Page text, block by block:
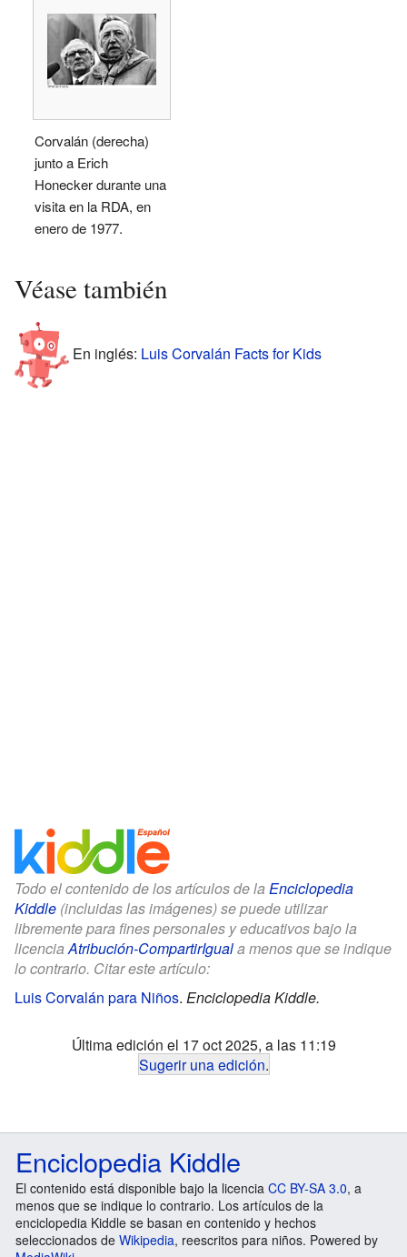
Corvalán (derecha)
junto a Erich
Honecker durante una
visita en la RDA, en
enero de 1977.
Véase también
En inglés: Luis Corvalán Facts for Kids
Todo el contenido de los artículos de la Enciclopedia
Kiddle (incluidas las imágenes) se puede utilizar
libremente para fines personales y educativos bajo la
licenciaAtribución-CompartirIguala menos que se indique
lo contrario. Citar este artículo:
Luis Corvalán para Niños. Enciclopedia Kiddle.
Última edición el 17 oct 2025, a las 11:19
Sugerir una edición.
Enciclopedia Kiddle
El contenido está disponible bajo la licencia CC BY-SA 3.0, a
menos que se indique lo contrario. Los artículos de la
enciclopedia Kiddle se basan en contenido y hechos
seleccionados de Wikipedia, reescritos para niños. Powered by